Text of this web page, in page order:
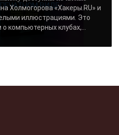
ВИДЕ -
Холмогорова «Хакеры.RU» и
иллюстрациями. Это
компьютерных клубах,...